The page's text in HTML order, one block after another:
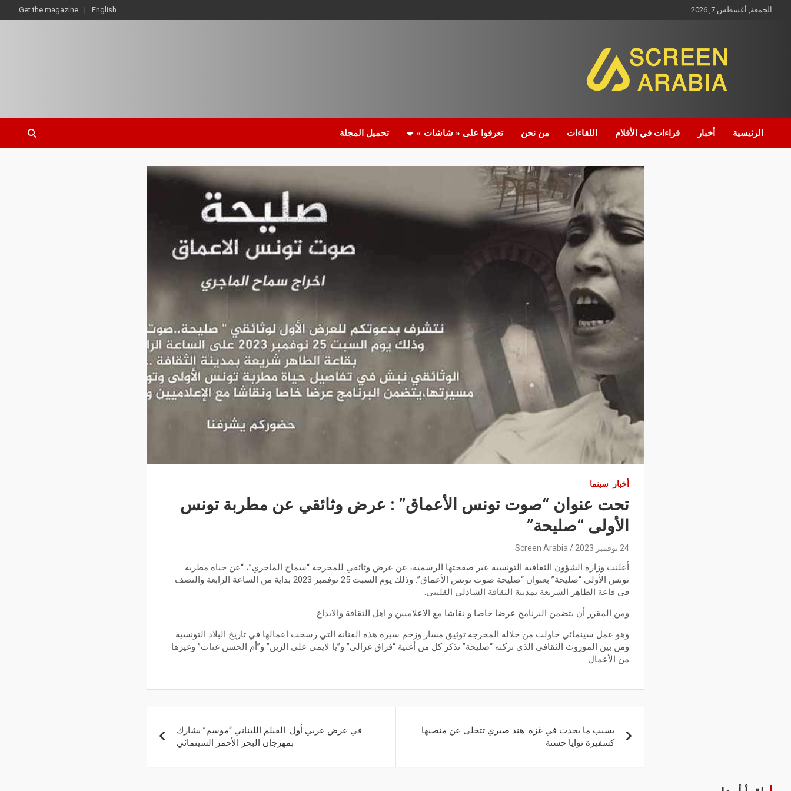
الجمعة, أغسطس 7, 2026 English
Get the magazine
Screen Arabia
الرئيسية أخبار قراءات في الأفلام اللقاءات من نحن تعرفوا على « شاشات » تحميل المجلة
أخبار سينما
تحت عنوان “صوت تونس الأعماق” : عرض وثائقي عن مطربة تونس
الأولى “صليحة”
24 نوفمبر 2023 Screen Arabia
أعلنت وزارة الشؤون الثقافية التونسية عبر صفحتها الرسمية، عن عرض وثائقي للمخرجة “سماح الماجري”، “عن حياة مطربة
تونس الأولى “صليحة” بعنوان “صليحة صوت تونس الأعماق”. وذلك يوم السبت 25 نوفمبر 2023 بداية من الساعة الرابعة والنصف
في قاعة الطاهر الشريعة بمدينة الثقافة الشاذلي القليبي.
ومن المقرر أن يتضمن البرنامج عرضا خاصا و نقاشا مع الاعلاميين و اهل الثقافة والابداع.
وهو عمل سينمائي حاولت من خلاله المخرجة توثيق مسار وزخم سيرة هذه الفنانة التي رسخت أعمالها في تاريخ البلاد التونسية.
ومن بين الموروث الثقافي الذي تركته “صليحة” نذكر كل من أغنية “فراق غزالي” و”يا لايمي على الزين” و”أم الحسن غنات” وغيرها
من الأعمال.
بسبب ما يحدث في غزة: هند صبري تتخلى عن منصبها
كسفيرة نوايا حسنة
في عرض عربي أول: الفيلم اللبناني “موسم” يشارك
بمهرجان البحر الأحمر السينمائي